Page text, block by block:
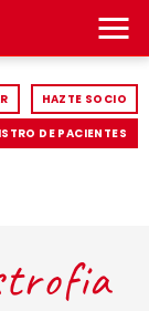
HAZTE SOCIO
DE PACIENTES